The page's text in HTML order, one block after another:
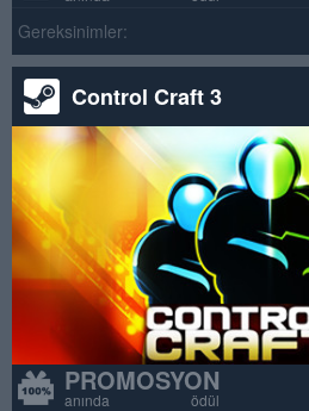
Gereksinimler:
Control Craft 3
PROMOSYON
anında ödül